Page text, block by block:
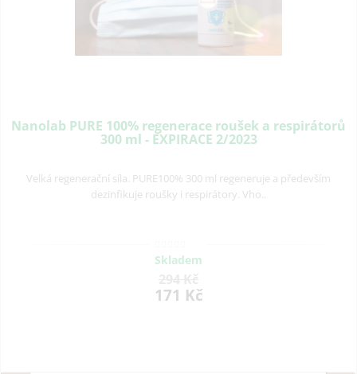
Nanolab PURE 100% regenerace roušek a respirátorů
300 ml - EXPIRACE 2/2023
Velká regenerační síla. PURE100% 300 ml regeneruje a především
dezinfikuje roušky i respirátory. Vho..
Skladem
171 Kč